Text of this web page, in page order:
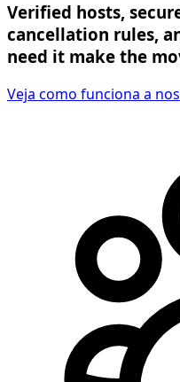
Verified hosts,
cancellation rules,
need it make the
Veja como funciona a